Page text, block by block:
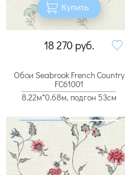
Купить
18 270 руб.
Обои Seabrook French Country
FC61001
8.22м*0.68м, подгон 53см